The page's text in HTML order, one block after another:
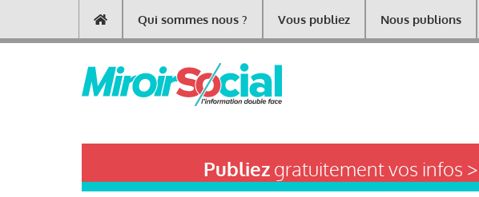
contenu
Main
navigation
Qui sommes nous ? Vous publiez Nous publions
Publiezgratuitement vos infos >